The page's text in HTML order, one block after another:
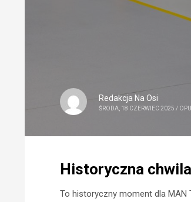
Redakcja Na Osi
ŚRODA, 18 CZERWIEC 2025 /
Historyczna
To historyczny moment dla MAN